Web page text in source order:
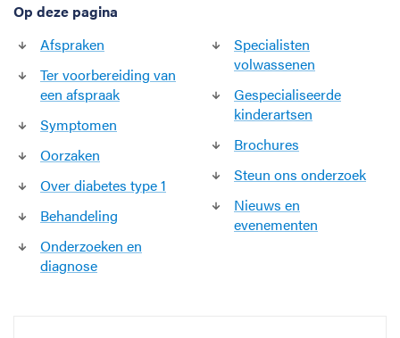
Op deze pagina
Afspraken
Ter voorbereiding van
een afspraak
Symptomen
Oorzaken
Over diabetes type 1
Behandeling
Onderzoeken en
diagnose
Specialisten
volwassenen
Gespecialiseerde
kinderartsen
Brochures
Steun ons onderzoek
Nieuws en
evenementen